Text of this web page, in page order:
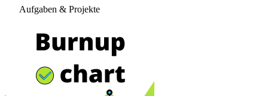
Aufgaben & Projekte